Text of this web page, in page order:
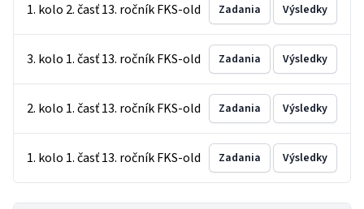
1. kolo 2. časť 13. ročník FKS-old Zadania Výsledky
3. kolo 1. časť 13. ročník FKS-old Zadania Výsledky
2. kolo 1. časť 13. ročník FKS-old Zadania Výsledky
1. kolo 1. časť 13. ročník FKS-old Zadania Výsledky